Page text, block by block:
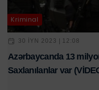
Kriminal
30 IYN 2023 | 12:08
Azərbaycanda 13
Saxlanılanlar var